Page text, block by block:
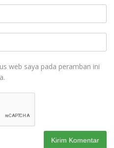
web saya pada peramban ini